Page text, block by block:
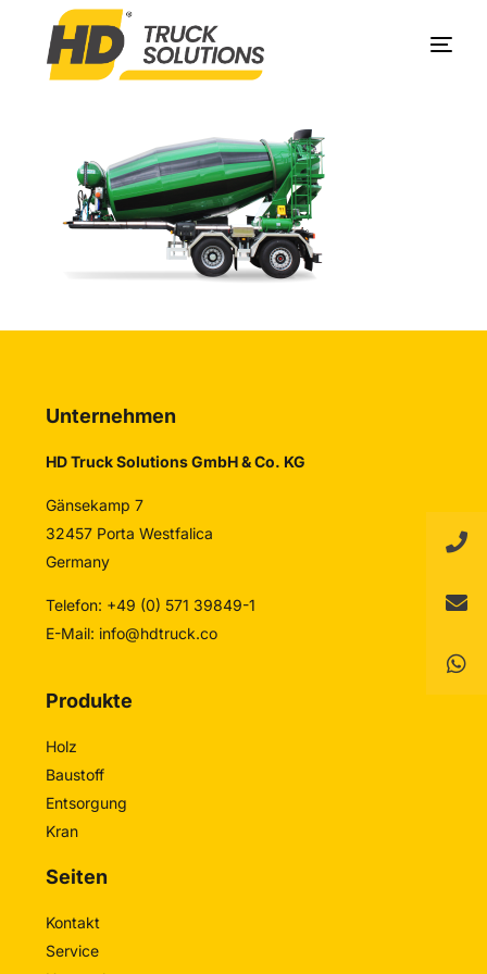
Unternehmen
HD Truck Solutions GmbH & Co. KG
Gänsekamp 7
32457 Porta Westfalica
Germany
Telefon: +49 (0) 571 39849-1
E-Mail: info@hdtruck.co
Produkte
Holz
Baustoff
Entsorgung
Kran
Seiten
Kontakt
Service
Unternehmen